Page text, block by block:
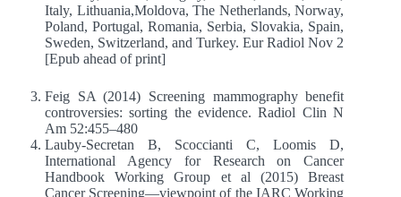
Italy, Lithuania,Moldova, The Netherlands, Norway,
Poland, Portugal, Romania, Serbia, Slovakia, Spain,
Sweden, Switzerland, and Turkey. Eur Radiol Nov 2
[Epub ahead of print]
Feig SA (2014) Screening mammography benefit
controversies: sorting the evidence. Radiol Clin N
Am 52:455–480
Lauby-Secretan B, Scoccianti C, Loomis D,
International Agency for Research on Cancer
Handbook Working Group et al (2015) Breast
Cancer Screening—viewpoint of the IARC Working